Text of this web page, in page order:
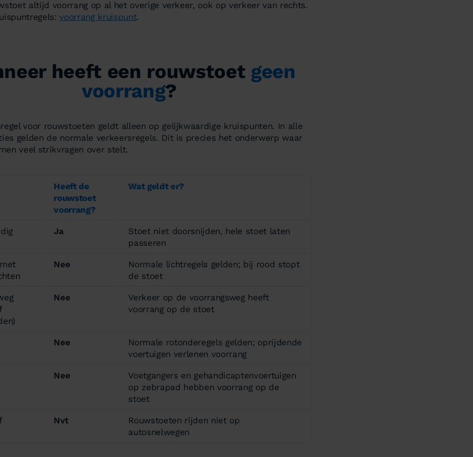
altijd voorrang op al het overige verkeer, ook op verkeer van rechts.
voorrang kruispunt.
heeft een rouwstoet geen
voorrang?
voor rouwstoeten geldt alleen op gelijkwaardige kruispunten. In alle
gelden de normale verkeersregels. Dit is precies het onderwerp waar
veel strikvragen over stelt.
Heeft de
rouwstoet
voorrang?
Wat geldt er?
Ja
Stoet niet doorsnijden, hele stoet laten
passeren
Nee
Normale lichtregels gelden; bij rood stopt
de stoet
Nee
Verkeer op de voorrangsweg heeft
voorrang op de stoet
Nee
Normale rotonderegels gelden; oprijdende
voertuigen verlenen voorrang
Nee
Voetgangers en gehandicaptenvoertuigen
op zebrapad hebben voorrang op de
stoet
Nvt
Rouwstoeten rijden niet op
autosnelwegen